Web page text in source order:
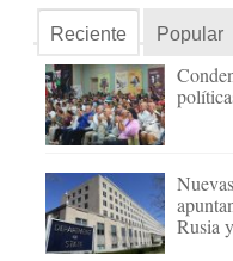
Reciente Popular
Rusia